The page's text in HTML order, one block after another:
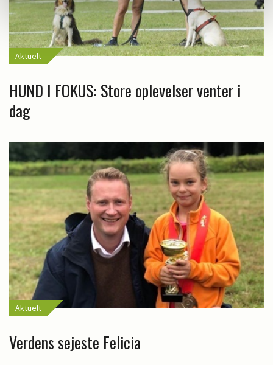
Aktuelt
HUND I FOKUS: Store oplevelser venter i
dag
Aktuelt
Verdens sejeste Felicia